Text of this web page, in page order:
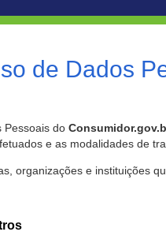
de Dados
Pessoais do
e as modalidades de
organizações e instituições